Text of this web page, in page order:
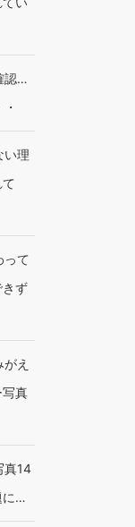
認…
い理
って
ず
え
真
真14
に…